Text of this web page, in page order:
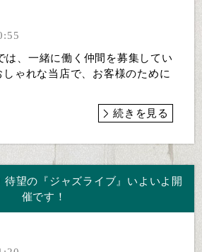
は、一緒に働く仲間を募集してい
しゃれな当店で、お客様のために
続きを見る
待望の『ジャズライブ』いよいよ開
催です！